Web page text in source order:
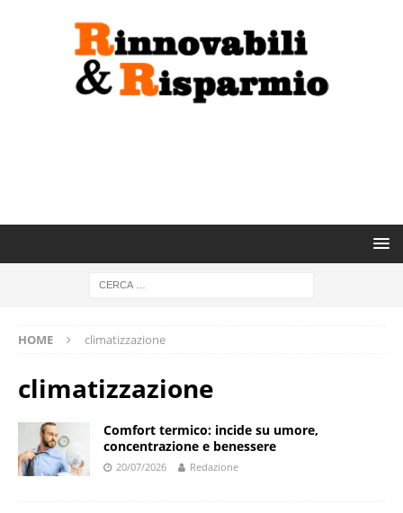
HOME climatizzazione
climatizzazione
Comfort termico: incide su umore,
concentrazione e benessere
20/07/2026 Redazione